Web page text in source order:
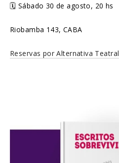
🗓 Sábado 30 de agosto, 20 hs
Riobamba 143, CABA
Reservas por Alternativa Teatral